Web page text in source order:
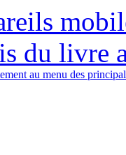
du livre
au menu des